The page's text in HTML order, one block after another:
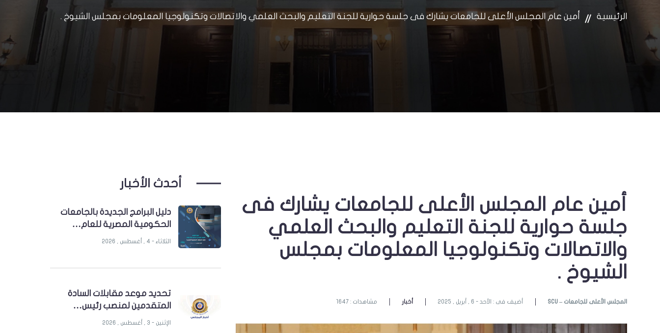
الرئيسية أمين عام المجلس الأعلى للجامعات يشارك فى جلسة حوارية للجنة التعليم والبحث العلمي والاتصالات وتكنولوجيا المعلومات بمجلس الشيوخ .
أمين عام المجلس الأعلى للجامعات يشارك فى
جلسة حوارية للجنة التعليم والبحث العلمي
والاتصالات وتكنولوجيا المعلومات بمجلس
الشيوخ .
SCU – المجلس الأعلى للجامعات أضيف فى : الأحد - 6 , أبريل , 2025 أخبار مشاهدات : 1647
أحدث الأخبار
دليل البرامج الجديدة بالجامعات
الحكومية المصرية للعام…
الثلاثاء - 4 , أغسطس , 2026
تحديد موعد مقابلات السادة
المتقدمين لمنصب رئيس…
الإثنين - 3 , أغسطس , 2026